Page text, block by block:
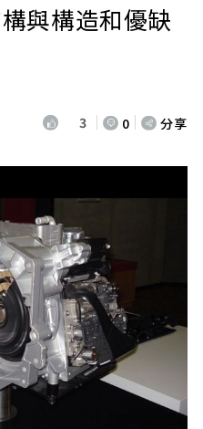
與構造和優缺
3 0 分享